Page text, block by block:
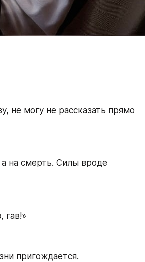
не могу не рассказать прямо
на смерть. Силы вроде
гав!»
пригождается.